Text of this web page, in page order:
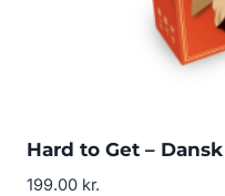
Hard to Get – Dansk
199.00 kr.